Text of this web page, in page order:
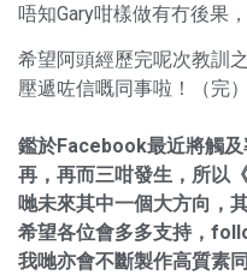
唔知Gary咁樣做有冇後果
希望阿頭經歷完呢次教訓
壓遞咗信嘅同事啦！（完）
鑑於Facebook最近將觸
再，再而三咁發生，所以
哋未來其中一個大方向，
希望各位會多多支持，
我哋亦會不斷製作高質素